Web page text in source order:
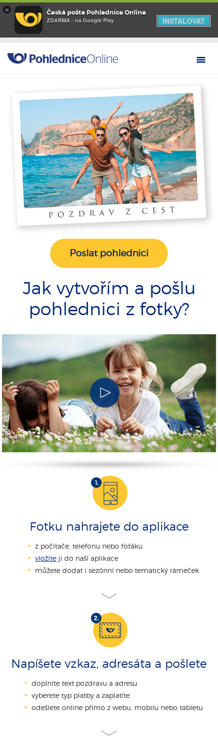
Poslat pohlednici
Jak vytvořím a pošlu
pohlednici z fotky?
Fotku nahrajete do aplikace
z počítače, telefonu nebo foťáku
vložíte ji do naší aplikace
můžete dodat i sezónní nebo tematický rámeček
Napíšete vzkaz, adresáta a pošlete
doplníte text pozdravu a adresu
vyberete typ platby a zaplatíte
odešlete online přímo z webu, mobilu nebo tabletu
× Česká pošta Pohlednice Online
ZDARMA - na Google Play INSTALOVAT